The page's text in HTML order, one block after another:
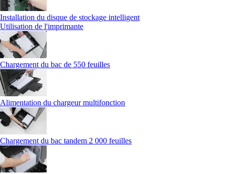
Installation du disque de stockage intelligent
Utilisation de l'imprimante
Chargement du bac de 550 feuilles
Alimentation du chargeur multifonction
Chargement du bac tandem 2 000 feuilles